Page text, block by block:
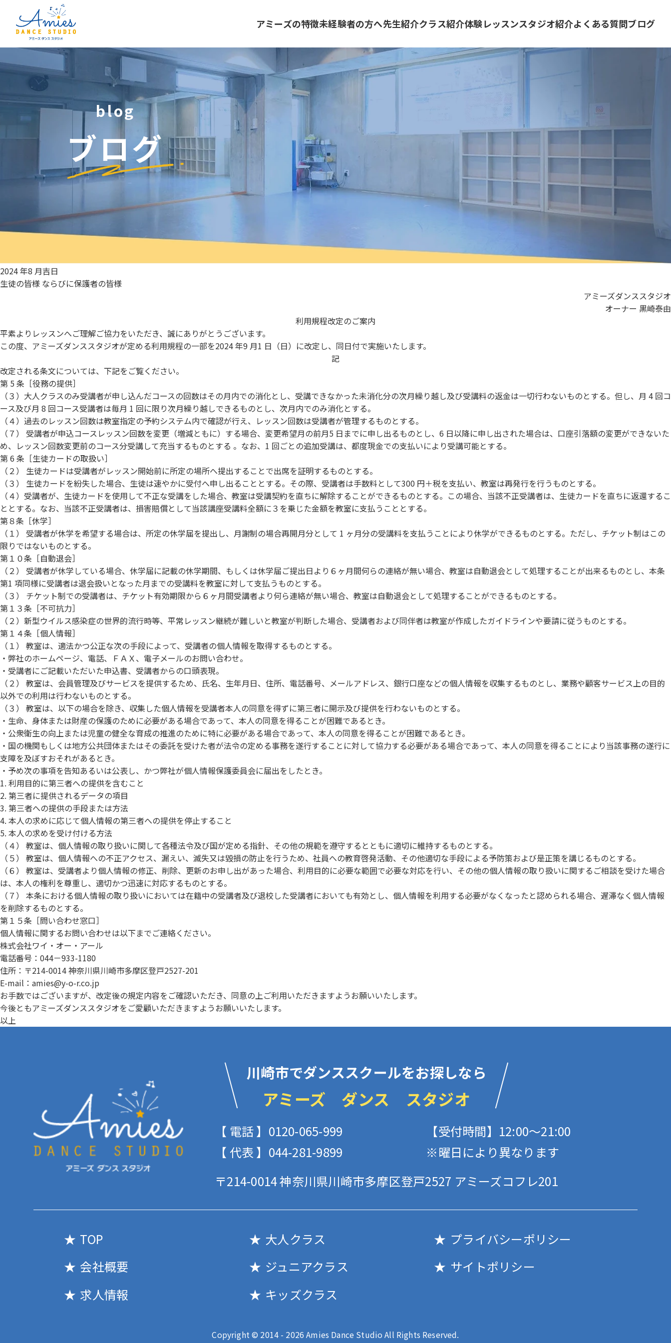
アミーズの特徴未経験者の方へ先生紹介クラス紹介体験レッスンスタジオ紹介よくある質問ブログ
blog
ブログ
2024 年8 月吉日
生徒の皆様 ならびに保護者の皆様
アミーズダンススタジオ
オーナー 黒崎泰由
利用規程改定のご案内
平素よりレッスンへご理解ご協力をいただき、誠にありがとうございます。
この度、アミーズダンススタジオが定める利用規程の一部を2024 年9 月1 日（日）に改定し、同日付で実施いたします。
記
改定される条文については、下記をご覧ください。
第 5 条［役務の提供］
（３）大人クラスのみ受講者が申し込んだコースの回数はその月内での消化とし、受講できなかった未消化分の次月繰り越し及び受講料の返金は一切行わないものとする。但し、月 4 回コ
ース及び月 8 回コース受講者は毎月 1 回に限り次月繰り越しできるものとし、次月内でのみ消化とする。
（４）過去のレッスン回数は教室指定の予約システム内で確認が行え、レッスン回数は受講者が管理するものとする。
（７） 受講者が申込コースレッスン回数を変更（増減ともに）する場合、変更希望月の前月5 日までに申し出るものとし、6 日以降に申し出された場合は、口座引落額の変更ができないた
め、レッスン回数変更前のコース分受講して充当するものとする 。なお、1 回ごとの追加受講は、都度現金での支払いにより受講可能とする。
第 6 条［生徒カードの取扱い］
（２） 生徒カードは受講者がレッスン開始前に所定の場所へ提出することで出席を証明するものとする。
（３） 生徒カードを紛失した場合、生徒は速やかに受付へ申し出ることとする。その際、受講者は手数料として300 円＋税を支払い、教室は再発行を行うものとする。
（４）受講者が、生徒カードを使用して不正な受講をした場合、教室は受講契約を直ちに解除することができるものとする。この場合、当該不正受講者は、生徒カードを直ちに返還するこ
ととする。なお、当該不正受講者は、損害賠償として当該講座受講料全額に３を乗じた金額を教室に支払うこととする。
第８条［休学］
（１） 受講者が休学を希望する場合は、所定の休学届を提出し、月謝制の場合再開月分として 1 ヶ月分の受講料を支払うことにより休学ができるものとする。ただし、チケット制はこの
限りではないものとする。
第１０条［自動退会］
（２） 受講者が休学している場合、休学届に記載の休学期間、もしくは休学届ご提出日より６ヶ月間何らの連絡が無い場合、教室は自動退会として処理することが出来るものとし、本条
第1 項同様に受講者は退会扱いとなった月までの受講料を教室に対して支払うものとする。
（３） チケット制での受講者は、チケット有効期限から６ヶ月間受講者より何ら連絡が無い場合、教室は自動退会として処理することができるものとする。
第１３条［不可抗力］
（２）新型ウイルス感染症の世界的流行時等、平常レッスン継続が難しいと教室が判断した場合、受講者および同伴者は教室が作成したガイドラインや要請に従うものとする。
第１４条［個人情報］
（１） 教室は、適法かつ公正な次の手段によって、受講者の個人情報を取得するものとする。
・弊社のホームページ、電話、ＦＡＸ、電子メールのお問い合わせ。
・受講者にご記載いただいた申込書、受講者からの口頭表現。
（２） 教室は、会員管理及びサービスを提供するため、氏名、生年月日、住所、電話番号、メールアドレス、銀行口座などの個人情報を収集するものとし、業務や顧客サービス上の目的
以外での利用は行わないものとする。
（３） 教室は、以下の場合を除き、収集した個人情報を受講者本人の同意を得ずに第三者に開示及び提供を行わないものとする。
・生命、身体または財産の保護のために必要がある場合であって、本人の同意を得ることが困難であるとき。
・公衆衛生の向上または児童の健全な育成の推進のために特に必要がある場合であって、本人の同意を得ることが困難であるとき。
・国の機関もしくは地方公共団体またはその委託を受けた者が法令の定める事務を遂行することに対して協力する必要がある場合であって、本人の同意を得ることにより当該事務の遂行に
支障を及ぼすおそれがあるとき。
・予め次の事項を告知あるいは公表し、かつ弊社が個人情報保護委員会に届出をしたとき。
1. 利用目的に第三者への提供を含むこと
2. 第三者に提供されるデータの項目
3. 第三者への提供の手段または方法
4. 本人の求めに応じて個人情報の第三者への提供を停止すること
5. 本人の求めを受け付ける方法
（４） 教室は、個人情報の取り扱いに関して各種法令及び国が定める指針、その他の規範を遵守するとともに適切に維持するものとする。
（５） 教室は、個人情報への不正アクセス、漏えい、滅失又は毀損の防止を行うため、社員への教育啓発活動、その他適切な手段による予防策および是正策を講じるものとする。
（６） 教室は、受講者より個人情報の修正、削除、更新のお申し出があった場合、利用目的に必要な範囲で必要な対応を行い、その他の個人情報の取り扱いに関するご相談を受けた場合
は、本人の権利を尊重し、適切かつ迅速に対応するものとする。
（７） 本条における個人情報の取り扱いにおいては在籍中の受講者及び退校した受講者においても有効とし、個人情報を利用する必要がなくなったと認められる場合、遅滞なく個人情報
を削除するものとする。
第１５条［問い合わせ窓口］
個人情報に関するお問い合わせは以下までご連絡ください。
株式会社ワイ・オー・アール
電話番号：044－933-1180
住所：〒214-0014 神奈川県川崎市多摩区登戸2527-201
E-mail：amies@y-o-r.co.jp
お手数ではございますが、改定後の規定内容をご確認いただき、同意の上ご利用いただきますようお願いいたします。
今後ともアミーズダンススタジオをご愛顧いただきますようお願いいたします。
以上
川崎市でダンススクールをお探しなら
アミーズ ダンス スタジオ
【 電話 】0120-065-999
【 代表 】044-281-9899
【受付時間】12:00〜21:00
※曜日により異なります
〒214-0014神奈川県川崎市多摩区登戸2527 アミーズコフレ201
TOP
会社概要
求人情報
大人クラス
ジュニアクラス
キッズクラス
プライバシーポリシー
サイトポリシー
Copyright © 2014 - 2026 Amies Dance Studio All Rights Reserved.